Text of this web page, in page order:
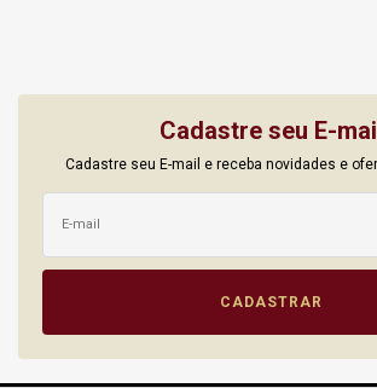
Cadastre seu E-
Cadastre seu E-mail e receba novidades e